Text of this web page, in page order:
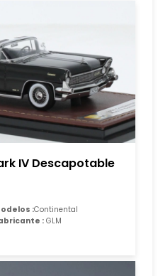
IV Descapotable
:Continental
: GLM